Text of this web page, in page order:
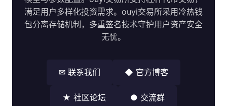
满足用户多样化投资需求。ouyi交易所采用冷热钱
包分离存储机制，多重签名技术守护用户资产安全
无忧。
✉ 联系我们 ◆ 官方博客
★ 社区论坛 ● 交流群